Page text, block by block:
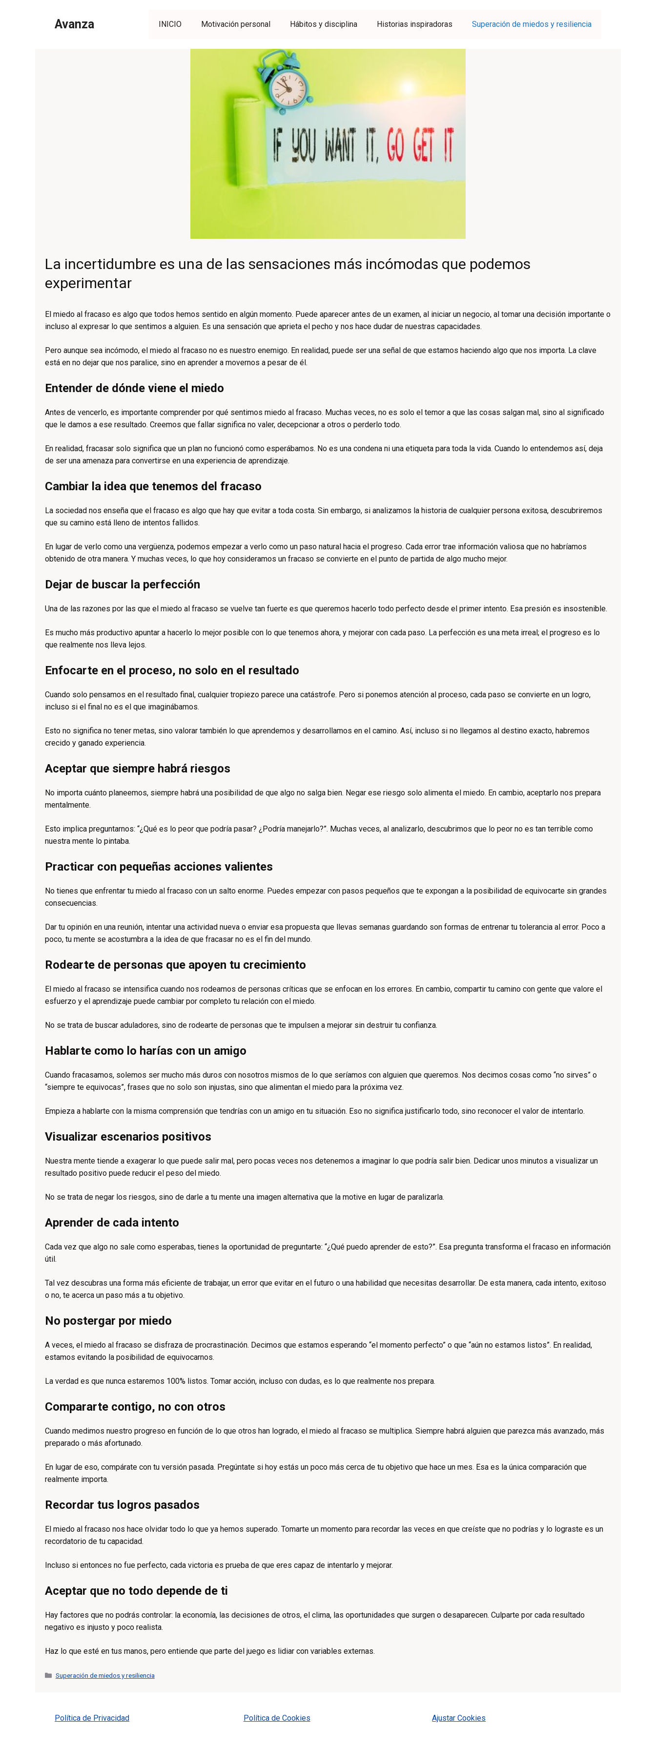
Avanza INICIO Motivación personal Hábitos y disciplina Historias inspiradoras Superación de miedos y resiliencia
La incertidumbre es una de las sensaciones más incómodas que podemos
experimentar
El miedo al fracaso es algo que todos hemos sentido en algún momento. Puede aparecer antes de un examen, al iniciar un negocio, al tomar una decisión importante o
incluso al expresar lo que sentimos a alguien. Es una sensación que aprieta el pecho y nos hace dudar de nuestras capacidades.
Pero aunque sea incómodo, el miedo al fracaso no es nuestro enemigo. En realidad, puede ser una señal de que estamos haciendo algo que nos importa. La clave
está en no dejar que nos paralice, sino en aprender a movernos a pesar de él.
Entender de dónde viene el miedo
Antes de vencerlo, es importante comprender por qué sentimos miedo al fracaso. Muchas veces, no es solo el temor a que las cosas salgan mal, sino al significado
que le damos a ese resultado. Creemos que fallar significa no valer, decepcionar a otros o perderlo todo.
En realidad, fracasar solo significa que un plan no funcionó como esperábamos. No es una condena ni una etiqueta para toda la vida. Cuando lo entendemos así, deja
de ser una amenaza para convertirse en una experiencia de aprendizaje.
Cambiar la idea que tenemos del fracaso
La sociedad nos enseña que el fracaso es algo que hay que evitar a toda costa. Sin embargo, si analizamos la historia de cualquier persona exitosa, descubriremos
que su camino está lleno de intentos fallidos.
En lugar de verlo como una vergüenza, podemos empezar a verlo como un paso natural hacia el progreso. Cada error trae información valiosa que no habríamos
obtenido de otra manera. Y muchas veces, lo que hoy consideramos un fracaso se convierte en el punto de partida de algo mucho mejor.
Dejar de buscar la perfección
Una de las razones por las que el miedo al fracaso se vuelve tan fuerte es que queremos hacerlo todo perfecto desde el primer intento. Esa presión es insostenible.
Es mucho más productivo apuntar a hacerlo lo mejor posible con lo que tenemos ahora, y mejorar con cada paso. La perfección es una meta irreal; el progreso es lo
que realmente nos lleva lejos.
Enfocarte en el proceso, no solo en el resultado
Cuando solo pensamos en el resultado final, cualquier tropiezo parece una catástrofe. Pero si ponemos atención al proceso, cada paso se convierte en un logro,
incluso si el final no es el que imaginábamos.
Esto no significa no tener metas, sino valorar también lo que aprendemos y desarrollamos en el camino. Así, incluso si no llegamos al destino exacto, habremos
crecido y ganado experiencia.
Aceptar que siempre habrá riesgos
No importa cuánto planeemos, siempre habrá una posibilidad de que algo no salga bien. Negar ese riesgo solo alimenta el miedo. En cambio, aceptarlo nos prepara
mentalmente.
Esto implica preguntarnos: “¿Qué es lo peor que podría pasar? ¿Podría manejarlo?”. Muchas veces, al analizarlo, descubrimos que lo peor no es tan terrible como
nuestra mente lo pintaba.
Practicar con pequeñas acciones valientes
No tienes que enfrentar tu miedo al fracaso con un salto enorme. Puedes empezar con pasos pequeños que te expongan a la posibilidad de equivocarte sin grandes
consecuencias.
Dar tu opinión en una reunión, intentar una actividad nueva o enviar esa propuesta que llevas semanas guardando son formas de entrenar tu tolerancia al error. Poco a
poco, tu mente se acostumbra a la idea de que fracasar no es el fin del mundo.
Rodearte de personas que apoyen tu crecimiento
El miedo al fracaso se intensifica cuando nos rodeamos de personas críticas que se enfocan en los errores. En cambio, compartir tu camino con gente que valore el
esfuerzo y el aprendizaje puede cambiar por completo tu relación con el miedo.
No se trata de buscar aduladores, sino de rodearte de personas que te impulsen a mejorar sin destruir tu confianza.
Hablarte como lo harías con un amigo
Cuando fracasamos, solemos ser mucho más duros con nosotros mismos de lo que seríamos con alguien que queremos. Nos decimos cosas como “no sirves” o
“siempre te equivocas”, frases que no solo son injustas, sino que alimentan el miedo para la próxima vez.
Empieza a hablarte con la misma comprensión que tendrías con un amigo en tu situación. Eso no significa justificarlo todo, sino reconocer el valor de intentarlo.
Visualizar escenarios positivos
Nuestra mente tiende a exagerar lo que puede salir mal, pero pocas veces nos detenemos a imaginar lo que podría salir bien. Dedicar unos minutos a visualizar un
resultado positivo puede reducir el peso del miedo.
No se trata de negar los riesgos, sino de darle a tu mente una imagen alternativa que la motive en lugar de paralizarla.
Aprender de cada intento
Cada vez que algo no sale como esperabas, tienes la oportunidad de preguntarte: “¿Qué puedo aprender de esto?”. Esa pregunta transforma el fracaso en información
útil.
Tal vez descubras una forma más eficiente de trabajar, un error que evitar en el futuro o una habilidad que necesitas desarrollar. De esta manera, cada intento, exitoso
o no, te acerca un paso más a tu objetivo.
No postergar por miedo
A veces, el miedo al fracaso se disfraza de procrastinación. Decimos que estamos esperando “el momento perfecto” o que “aún no estamos listos”. En realidad,
estamos evitando la posibilidad de equivocarnos.
La verdad es que nunca estaremos 100% listos. Tomar acción, incluso con dudas, es lo que realmente nos prepara.
Compararte contigo, no con otros
Cuando medimos nuestro progreso en función de lo que otros han logrado, el miedo al fracaso se multiplica. Siempre habrá alguien que parezca más avanzado, más
preparado o más afortunado.
En lugar de eso, compárate con tu versión pasada. Pregúntate si hoy estás un poco más cerca de tu objetivo que hace un mes. Esa es la única comparación que
realmente importa.
Recordar tus logros pasados
El miedo al fracaso nos hace olvidar todo lo que ya hemos superado. Tomarte un momento para recordar las veces en que creíste que no podrías y lo lograste es un
recordatorio de tu capacidad.
Incluso si entonces no fue perfecto, cada victoria es prueba de que eres capaz de intentarlo y mejorar.
Aceptar que no todo depende de ti
Hay factores que no podrás controlar: la economía, las decisiones de otros, el clima, las oportunidades que surgen o desaparecen. Culparte por cada resultado
negativo es injusto y poco realista.
Haz lo que esté en tus manos, pero entiende que parte del juego es lidiar con variables externas.
Categorías
Superación de miedos y resiliencia
Política de Privacidad Política de Cookies Ajustar Cookies